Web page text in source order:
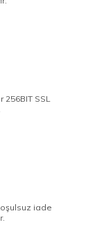
SSL
iade